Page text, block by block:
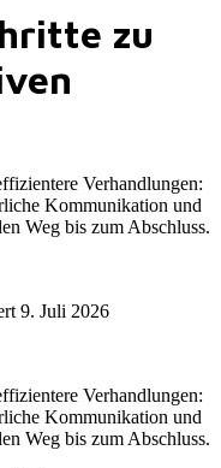
zu
Verhandlungen:
Kommunikation und
Weg bis zum Abschluss.
9. Juli 2026
Verhandlungen:
Kommunikation und
Weg bis zum Abschluss.